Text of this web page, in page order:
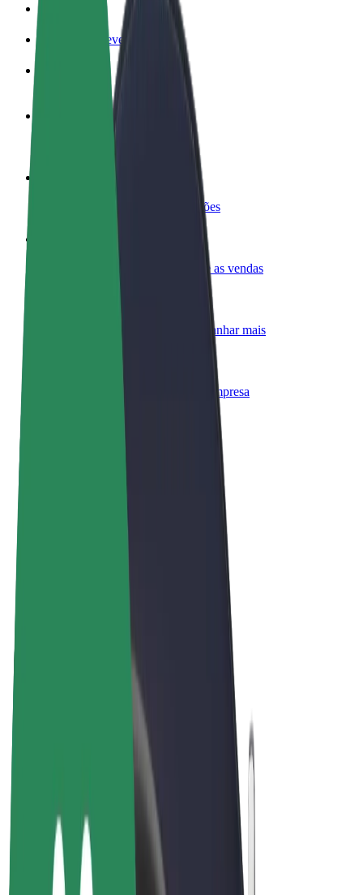
Como subscrever
Torne-se motorista
Ganhe dinheiro a entregar refeições
Adicione um restaurante ou loja
Chegue a mais clientes e aumente as vendas
Registe-se como gestor de frota
Adicione a sua frota à Bolt para ganhar mais
Produtos da Bolt ajustados à sua empresa
Bicicletas
Bolt Plus
Ganhe com a Bolt